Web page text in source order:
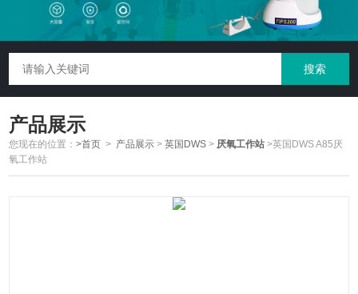
产品展示
您现在的位置：>首页 > 产品展示 >英国DWS > 厌氧工作站 >英国DWS A85厌
氧工作站